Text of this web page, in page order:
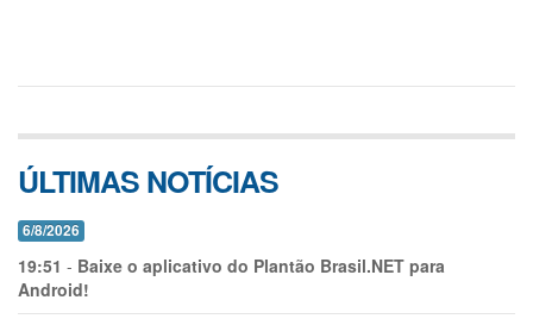
ÚLTIMAS NOTÍCIAS
6/8/2026
19:51 - Baixe o aplicativo do Plantão Brasil.NET para
Android!